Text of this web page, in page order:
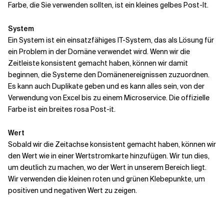
Farbe, die Sie verwenden sollten, ist ein kleines gelbes Post-It.
System
Ein System ist ein einsatzfähiges IT-System, das als Lösung für
ein Problem in der Domäne verwendet wird. Wenn wir die
Zeitleiste konsistent gemacht haben, können wir damit
beginnen, die Systeme den Domänenereignissen zuzuordnen.
Es kann auch Duplikate geben und es kann alles sein, von der
Verwendung von Excel bis zu einem Microservice. Die offizielle
Farbe ist ein breites rosa Post-it.
Wert
Sobald wir die Zeitachse konsistent gemacht haben, können wir
den Wert wie in einer Wertstromkarte hinzufügen. Wir tun dies,
um deutlich zu machen, wo der Wert in unserem Bereich liegt.
Wir verwenden die kleinen roten und grünen Klebepunkte, um
positiven und negativen Wert zu zeigen.